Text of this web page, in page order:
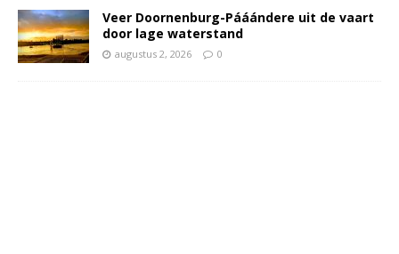
Veer Doornenburg-Pááándere uit de vaart
door lage waterstand
augustus 2, 2026 0